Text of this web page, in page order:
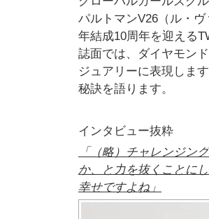
パルトマンV26（ル・
年結成10周年を迎える
誌面では、ダイヤモン
ジュアリーに表現しま
秘訣を語ります。
インタビュー抜粋
「（略）チャレンジン
か、と力を抜くことに
幸せですよね」